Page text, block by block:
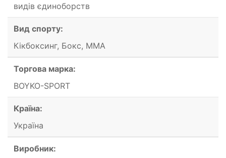
видів єдиноборств
Вид спорту:
Кікбоксинг, Бокс, ММА
Торгова марка:
BOYKO-SPORT
Країна:
Україна
Виробник: